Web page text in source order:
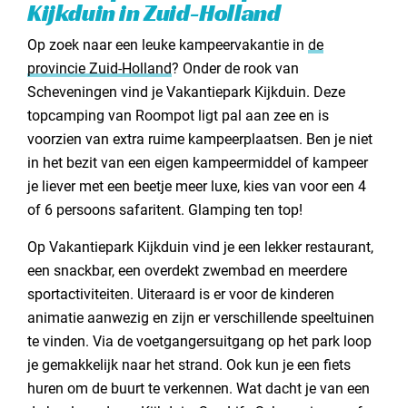
Kijkduin in Zuid-Holland
Op zoek naar een leuke kampeervakantie in de
provincie Zuid-Holland? Onder de rook van
Scheveningen vind je Vakantiepark Kijkduin. Deze
topcamping van Roompot ligt pal aan zee en is
voorzien van extra ruime kampeerplaatsen. Ben je niet
in het bezit van een eigen kampeermiddel of kampeer
je liever met een beetje meer luxe, kies van voor een 4
of 6 persoons safaritent. Glamping ten top!
Op Vakantiepark Kijkduin vind je een lekker restaurant,
een snackbar, een overdekt zwembad en meerdere
sportactiviteiten. Uiteraard is er voor de kinderen
animatie aanwezig en zijn er verschillende speeltuinen
te vinden. Via de voetgangersuitgang op het park loop
je gemakkelijk naar het strand. Ook kun je een fiets
huren om de buurt te verkennen. Wat dacht je van een